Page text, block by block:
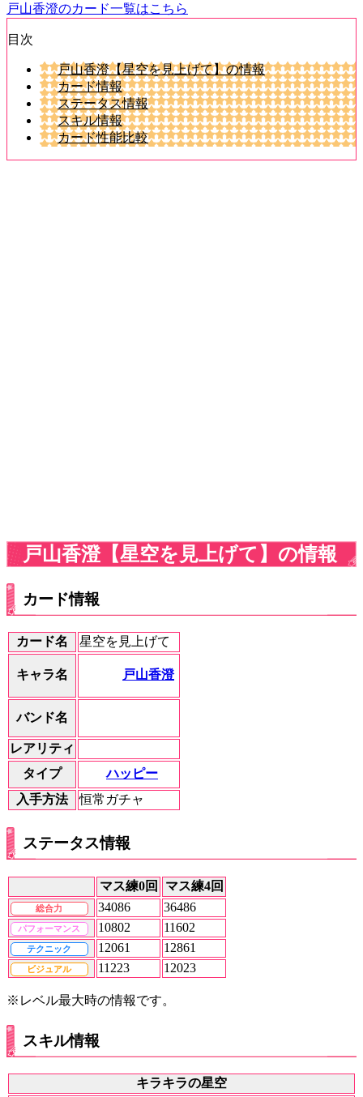
戸山香澄のカード一覧はこちら
目次
戸山香澄【星空を見上げて】の情報
カード情報
ステータス情報
スキル情報
カード性能比較
戸山香澄【星空を見上げて】の情報
カード情報
カード名 星空を見上げて
キャラ名 戸山香澄
バンド名
レアリティ
タイプ
ハッピー
入手方法
恒常ガチャ
ステータス情報
マス練0回 マス練4回
総合力 34086 36486
パフォーマンス 10802 11602
テクニック 12061 12861
ビジュアル 11223 12023
※レベル最大時の情報です。
スキル情報
キラキラの星空